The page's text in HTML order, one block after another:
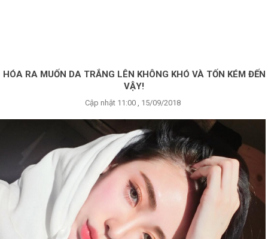
HÓA RA MUỐN DA TRẮNG LÊN KHÔNG KHÓ VÀ TỐN KÉM ĐẾN
VẬY!
Cập nhật 11:00 , 15/09/2018